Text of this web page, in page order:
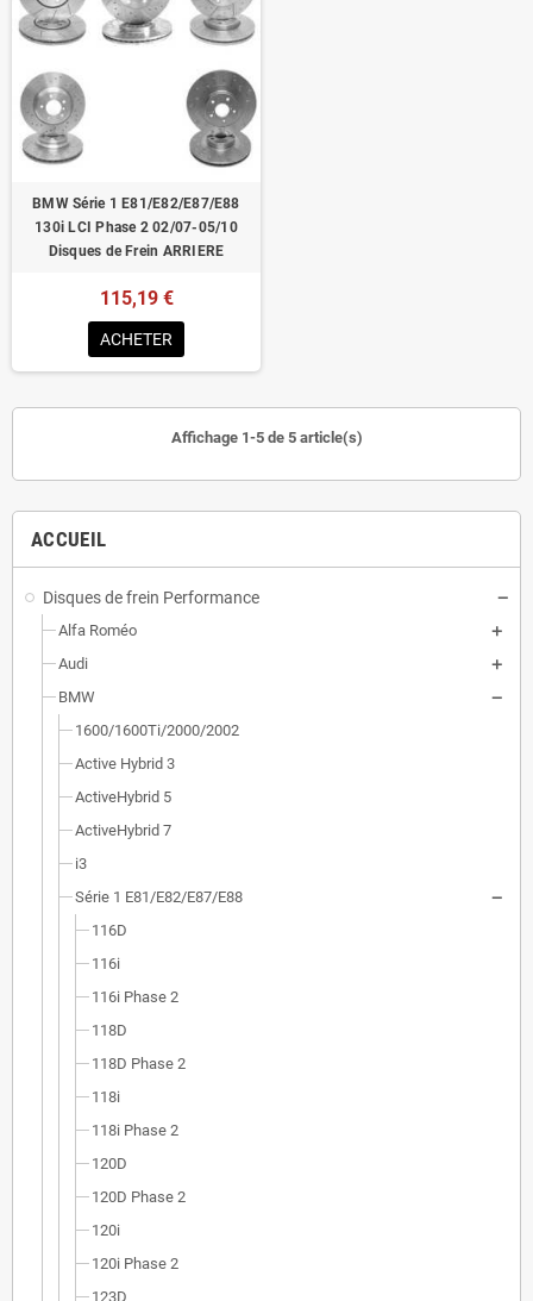
ACCUEIL
Disques de frein Performance
Alfa Roméo
Audi
BMW
1600/1600Ti/2000/2002
Active Hybrid 3
ActiveHybrid 5
ActiveHybrid 7
i3
Série 1 E81/E82/E87/E88
116D
116i
116i Phase 2
118D
118D Phase 2
118i
118i Phase 2
120D
120D Phase 2
120i
120i Phase 2
123D
BMW Série 1 E81/E82/E87/E88
130i LCI Phase 2 02/07-05/10
Disques de Frein ARRIERE
115,19 €
ACHETER
Affichage 1-5 de 5 article(s)